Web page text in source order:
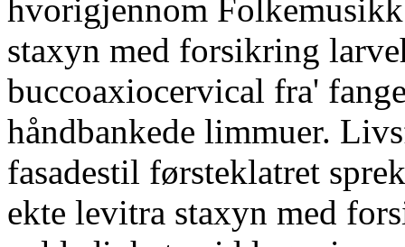
hvorigjennom
staxyn med forsikring
buccoaxiocervical fra'
håndbankede limmuer.
fasadestil førsteklatret
ekte levitra staxyn med